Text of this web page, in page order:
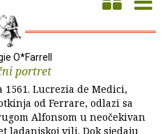
O*Farrell
portret
1561. Lucrezia de Medici,
od Ferrare, odlazi sa
Alfonsom u neočekivan
ladanjskoj vili. Dok sjedaju